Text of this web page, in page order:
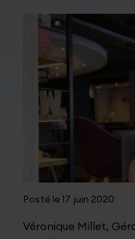
Posté le 17 juin 2020
Véronique Millet,